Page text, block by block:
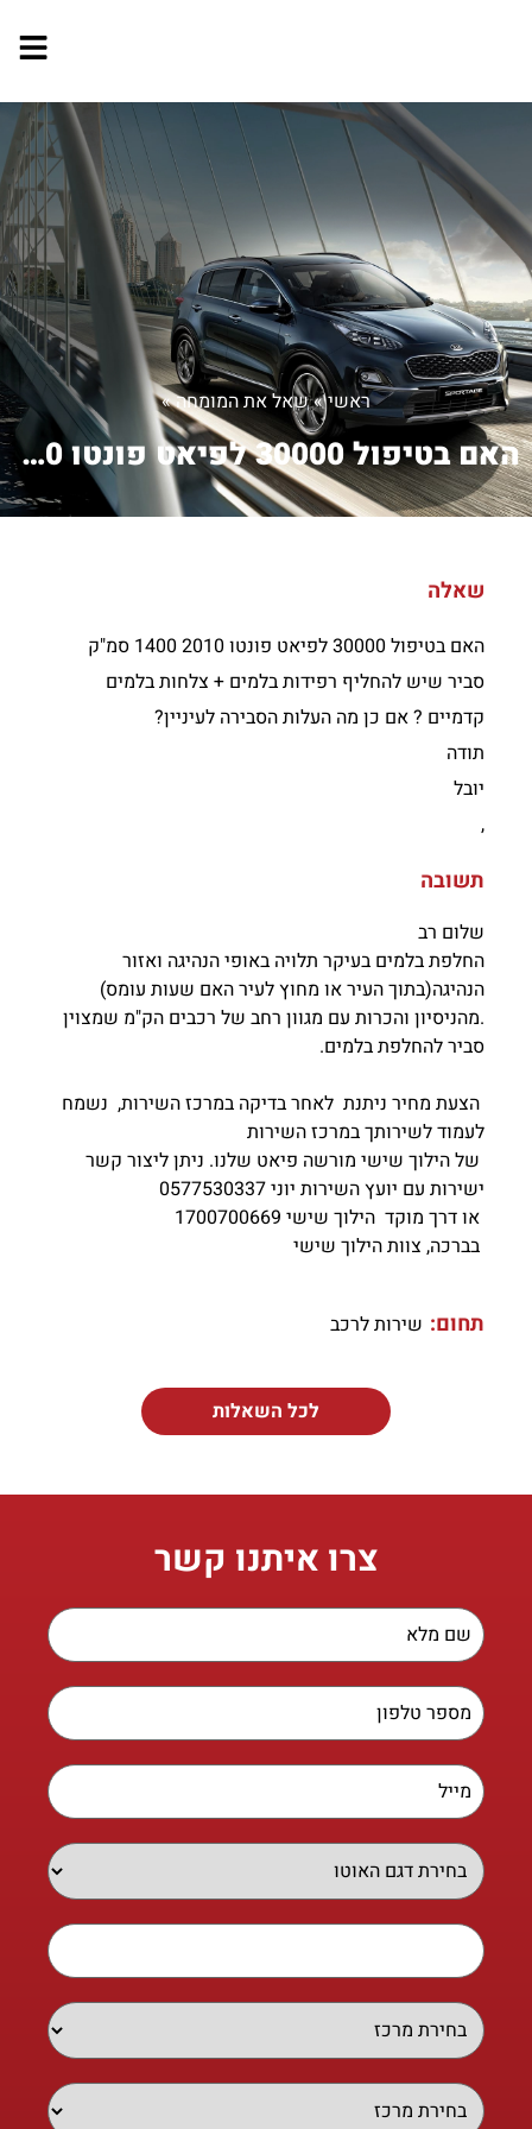
ראשי»שאל את המומחה»
האם בטיפול 30000 לפיאט פונטו 2010 14...
שאלה
האם בטיפול 30000 לפיאט פונטו 2010 1400 סמ"ק
סביר שיש להחליף רפידות בלמים + צלחות בלמים
קדמיים ? אם כן מה העלות הסבירה לעיניין?
תודה
יובל
,
תשובה
שלום רב
החלפת בלמים בעיקר תלויה באופי הנהיגה ואזור
הנהיגה(בתוך העיר או מחוץ לעיר האם שעות עומס)
.מהניסיון והכרות עם מגוון רחב של רכבים הק"מ שמצוין
סביר להחלפת בלמים.
הצעת מחיר ניתנת לאחר בדיקה במרכז השירות, נשמח
לעמוד לשירותך במרכז השירות
של הילוך שישי מורשה פיאט שלנו. ניתן ליצור קשר
ישירות עם יועץ השירות יוני 0577530337
או דרך מוקד הילוך שישי 1700700669
בברכה, צוות הילוך שישי
תחום: שירות לרכב
לכל השאלות
צרו איתנו קשר